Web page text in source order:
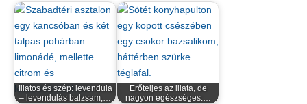
Illatos és szép: levendula
– levendulás balzsam,…
Erőteljes az illata, de
nagyon egészséges:…